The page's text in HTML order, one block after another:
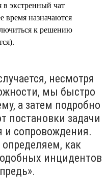
экстренный чат
время назначаются
к решению
несмотря
мы быстро
а затем подробно
постановки задачи
и сопровождения.
как
инцидентов